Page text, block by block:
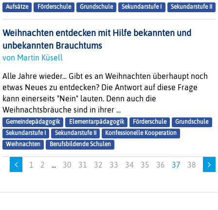
Aufsätze Förderschule Grundschule Sekundarstufe I Sekundarstufe II
Weihnachten entdecken mit Hilfe bekannten und
unbekannten Brauchtums
von Martin Küsell
Alle Jahre wieder... Gibt es an Weihnachten überhaupt noch
etwas Neues zu entdecken? Die Antwort auf diese Frage
kann einerseits "Nein" lauten. Denn auch die
Weihnachtsbräuche sind in ihrer ...
Gemeindepädagogik Elementarpädagogik Förderschule
Grundschule
Sekundarstufe I
Sekundarstufe II
Konfessionelle Kooperation
Weihnachten
Berufsbildende Schulen
1 2 ... 30 31 32 33 34 35 36 37 38